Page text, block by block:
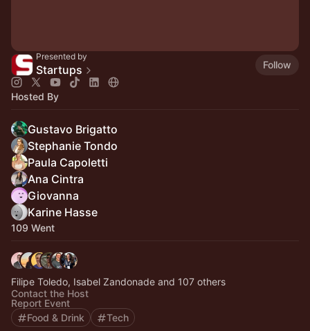
Presented by
Startups Follow
Hosted By
Gustavo Brigatto
Stephanie Tondo
Paula Capoletti
Ana Cintra
Giovanna
Karine Hasse
109 Went
Filipe Toledo, Isabel Zandonade and 107 others
Contact the Host
Report Event
Food & Drink
Tech